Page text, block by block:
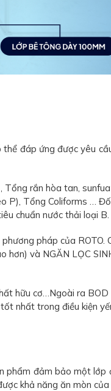
đáp ứng được yêu
Tổng rắn hòa tan,
P), Tổng Coliforms …
chuẩn nước thải loại B.
pháp của ROTO.
hơn) và NGĂN LỌC
hữu cơ…Ngoài ra
nhất trong điều kiện
phẩm đảm bảo một lớp
khả năng ăn mòn của